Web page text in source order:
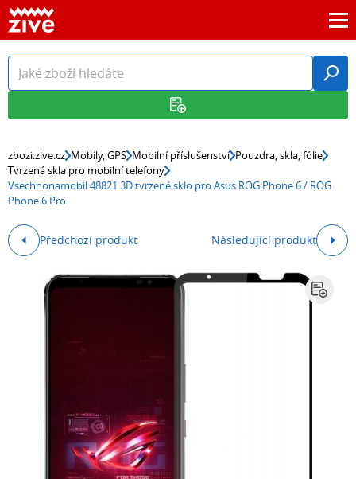
zbozi.zive.cz Mobily, GPS Mobilní příslušenství Pouzdra, skla, fólie
Tvrzená skla pro mobilní telefony
Vsechnonamobil 48821 3D tvrzené sklo pro Asus ROG Phone 6 / ROG
Phone 6 Pro
Předchozí produkt Následující produkt